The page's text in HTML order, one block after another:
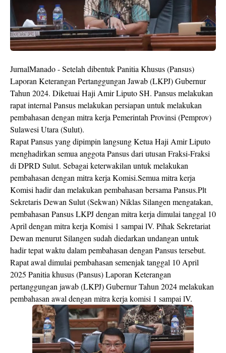
JurnalManado - Setelah dibentuk Panitia Khusus (Pansus)
Laporan Keterangan Pertanggungan Jawab (LKPJ) Gubernur
Tahun 2024. Diketuai Haji Amir Liputo SH. Pansus melakukan
rapat internal Pansus melakukan persiapan untuk melakukan
pembahasan dengan mitra kerja Pemerintah Provinsi (Pemprov)
Sulawesi Utara (Sulut).
Rapat Pansus yang dipimpin langsung Ketua Haji Amir Liputo
menghadirkan semua anggota Pansus dari utusan Fraksi-Fraksi
di DPRD Sulut. Sebagai keterwakilan untuk melakukan
pembahasan dengan mitra kerja Komisi.Semua mitra kerja
Komisi hadir dan melakukan pembahasan bersama Pansus.Plt
Sekretaris Dewan Sulut (Sekwan) Niklas Silangen mengatakan,
pembahasan Pansus LKPJ dengan mitra kerja dimulai tanggal 10
April dengan mitra kerja Komisi 1 sampai lV. Pihak Sekretariat
Dewan menurut Silangen sudah diedarkan undangan untuk
hadir tepat waktu dalam pembahasan dengan Pansus tersebut.
Rapat awal dimulai pembahasan semenjak tanggal 10 April
2025 Panitia khusus (Pansus) Laporan Keterangan
pertanggungan jawab (LKPJ) Gubernur Tahun 2024 melakukan
pembahasan awal dengan mitra kerja komisi 1 sampai lV.